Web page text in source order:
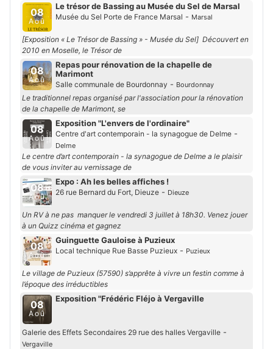
08
Aoû
Le trésor de Bassing au Musée du Sel de Marsal
Musée du Sel Porte de France Marsal - Marsal
[Exposition « Le Trésor de Bassing » - Musée du Sel] Découvert en
2010 en Moselle, le Trésor de
08
Aoû
Repas pour rénovation de la chapelle de
Marimont
Salle communale de Bourdonnay - Bourdonnay
Le traditionnel repas organisé par l'association pour la rénovation
de la chapelle de Marimont, se
08
Aoû
Exposition "L'envers de l'ordinaire"
Centre d'art contemporain - la synagogue de Delme -
Delme
Le centre d’art contemporain - la synagogue de Delme a le plaisir
de vous inviter au vernissage de
08
Aoû
Expo : Ah les belles affiches !
26 rue Bernard du Fort, Dieuze - Dieuze
Un RV à ne pas manquer le vendredi 3 juillet à 18h30. Venez jouer
à un Quizz cinéma et gagnez
08
Aoû
Guinguette Gauloise à Puzieux
Local technique Rue Basse Puzieux - Puzieux
Le village de Puzieux (57590) s’apprête à vivre un festin comme à
l’époque des irréductibles
08
Aoû
Exposition "Frédéric Fléjo à Vergaville
Galerie des Effets Secondaires 29 rue des halles Vergaville -
Vergaville